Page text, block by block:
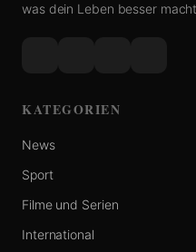
was dein Leben besser
KATEGORIEN
News
Sport
Filme und Serien
International